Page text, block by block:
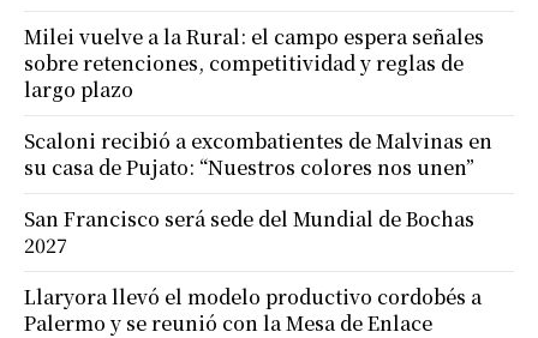
Milei vuelve a la Rural: el campo espera señales
sobre retenciones, competitividad y reglas de
largo plazo
Scaloni recibió a excombatientes de Malvinas en
su casa de Pujato: “Nuestros colores nos unen”
San Francisco será sede del Mundial de Bochas
2027
Llaryora llevó el modelo productivo cordobés a
Palermo y se reunió con la Mesa de Enlace